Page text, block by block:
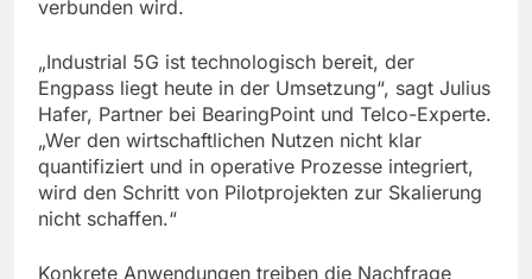
verbunden wird.
„Industrial 5G ist technologisch bereit, der
Engpass liegt heute in der Umsetzung“, sagt Julius
Hafer, Partner bei BearingPoint und Telco-Experte.
„Wer den wirtschaftlichen Nutzen nicht klar
quantifiziert und in operative Prozesse integriert,
wird den Schritt von Pilotprojekten zur Skalierung
nicht schaffen.“
Konkrete Anwendungen treiben die Nachfrage